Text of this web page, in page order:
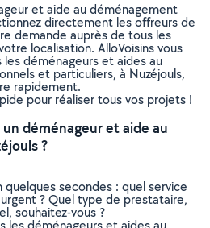
et aide au déménagement
directement les offreurs de
demande auprès de tous les
localisation. AlloVoisins vous
déménageurs et aides au
et particuliers, à Nuzéjouls,
rapidement.
pour réaliser tous vos projets !
déménageur et aide au
?
secondes : quel service
? Quel type de prestataire,
souhaitez-vous ?